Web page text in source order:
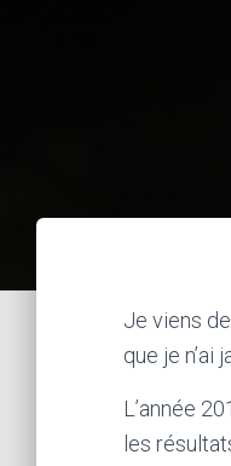
Je viens
que je n’ai
L’année
les